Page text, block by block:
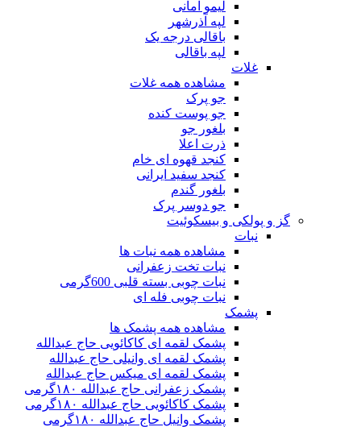
لیمو امانی
لپه آذرشهر
باقالی درجه یک
لپه باقالی
غلات
مشاهده همه غلات
جو پرک
جو پوست کنده
بلغور جو
ذرت اعلا
کنجد قهوه ای خام
کنجد سفید ایرانی
بلغور گندم
جو دوسر پرک
گز و پولکی و بیسکوئیت
نبات
مشاهده همه نبات ها
نبات تخت زعفرانی
نبات چوبی بسته قلبی 600گرمی
نبات چوبی فله ای
پشمک
مشاهده همه پشمک ها
پشمک لقمه ای کاکائویی حاج عبدالله
پشمک لقمه ای وانیلی حاج عبدالله
پشمک لقمه ای میکس حاج عبدالله
پشمک زعفرانی حاج عبدالله ۱۸۰گرمی
پشمک کاکائویی حاج عبدالله ۱۸۰گرمی
پشمک وانیل حاج عبدالله ۱۸۰گرمی